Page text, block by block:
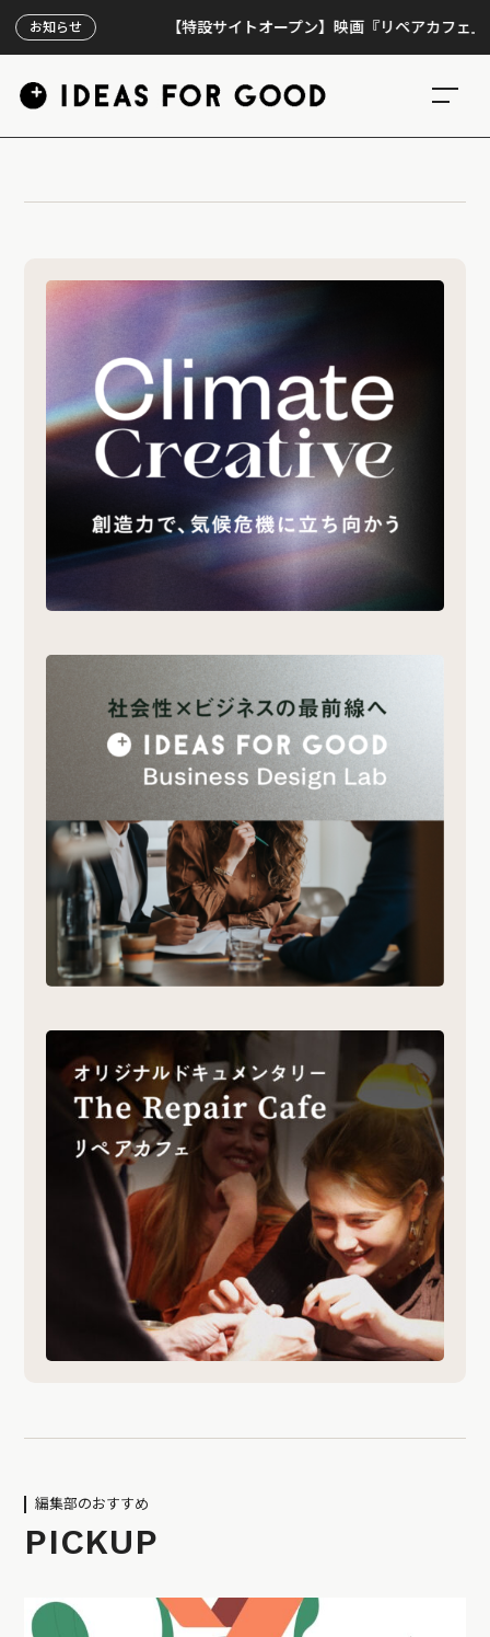
お知らせ 【特設サイトオープン】映画『リペアカフェ』、上
編集部のおすすめ
PICKUP